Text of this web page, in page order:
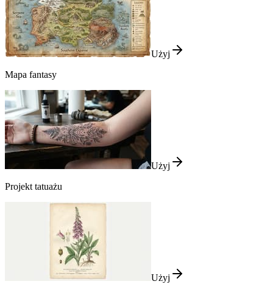
Użyj
Mapa fantasy
Użyj
Projekt tatuażu
Użyj